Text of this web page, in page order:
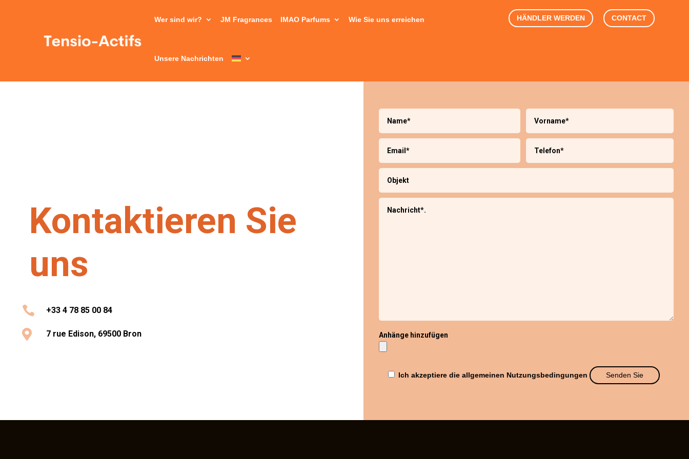
Wer sind wir? JM Fragrances IMAO Parfums Wie Sie uns erreichen
Unsere Nachrichten
HÄNDLER WERDEN CONTACT
Kontaktieren Sie
uns
 +33 4 78 85 00 84
 7 rue Edison, 69500 Bron Anhänge hinzufügen
Ich akzeptiere die allgemeinen Nutzungsbedingungen Senden Sie